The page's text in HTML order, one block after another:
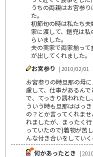
うちの両親はお宮参
た。
初節句の時は私たち
家に渡して、鎧兜は
らいました。
夫の実家で両家揃っ
が出してくれました。
お宮参り
| 2010/02/01
お宮参りの時旦那の母
慮して、仕事があるん
で、てっきり誘われた
ういう時も旦那ははっ
の？とか言ってくれま
れましたが、まったく
っていたので)着物が苦
んな付き合いをしてい
何かあったとき |